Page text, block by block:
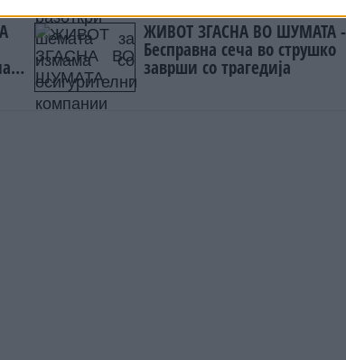
ЖИВОТ ЗГАСНА ВО ШУМАТА -
Бесправна сеча во струшко
заврши со трагедија